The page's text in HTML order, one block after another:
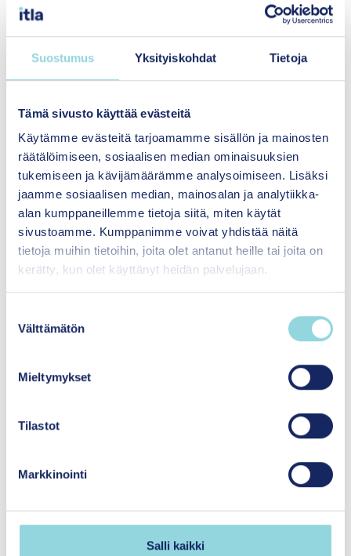
Suostumus Yksityiskohdat Tietoja
Tämä sivusto käyttää evästeitä
Käytämme evästeitä tarjoamamme sisällön ja mainosten
räätälöimiseen, sosiaalisen median ominaisuuksien
tukemiseen ja kävijämäärämme analysoimiseen. Lisäksi
jaamme sosiaalisen median, mainosalan ja analytiikka-
alan kumppaneillemme tietoja siitä, miten käytät
sivustoamme. Kumppanimme voivat yhdistää näitä
tietoja muihin tietoihin, joita olet antanut heille tai joita on
kerätty, kun olet käyttänyt heidän palvelujaan.
Välttämätön
Mieltymykset
Tilastot
Markkinointi
Salli kaikki
Kirjoittajat
Tiedeasiantuntija
Kasvun tuki
marko.merikukka@itla.fi